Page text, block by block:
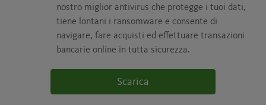
nostro miglior antivirus che protegge i tuoi dati,
tiene lontani i ransomware e consente di
navigare, fare acquisti ed effettuare transazioni
bancarie online in tutta sicurezza.
Scarica